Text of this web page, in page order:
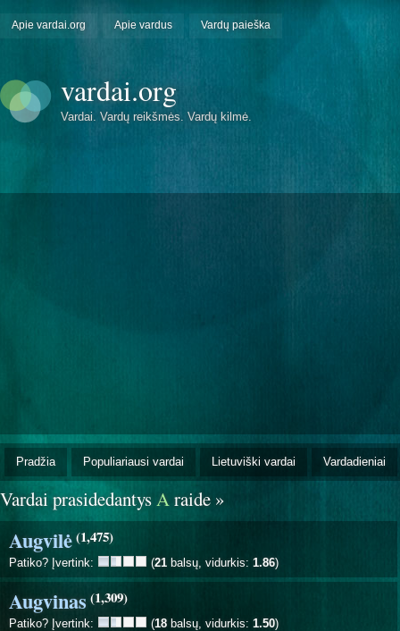
Apie vardai.org Apie vardus Vardų paieška
vardai.org
Vardai. Vardų reikšmės. Vardų kilmė.
Pradžia Populiariausi vardai Lietuviški vardai Vardadieniai
Vardai prasidedantys A raide »
Augvilė(1,475)
Patiko? Įvertink: (21 balsų, vidurkis: 1.86)
Augvinas(1,309)
Patiko? Įvertink: (18 balsų, vidurkis: 1.50)